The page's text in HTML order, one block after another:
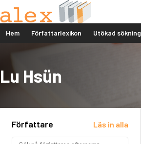
Hem Författarlexikon Utökad sökning
Lu Hsün
Författare Läs in alla